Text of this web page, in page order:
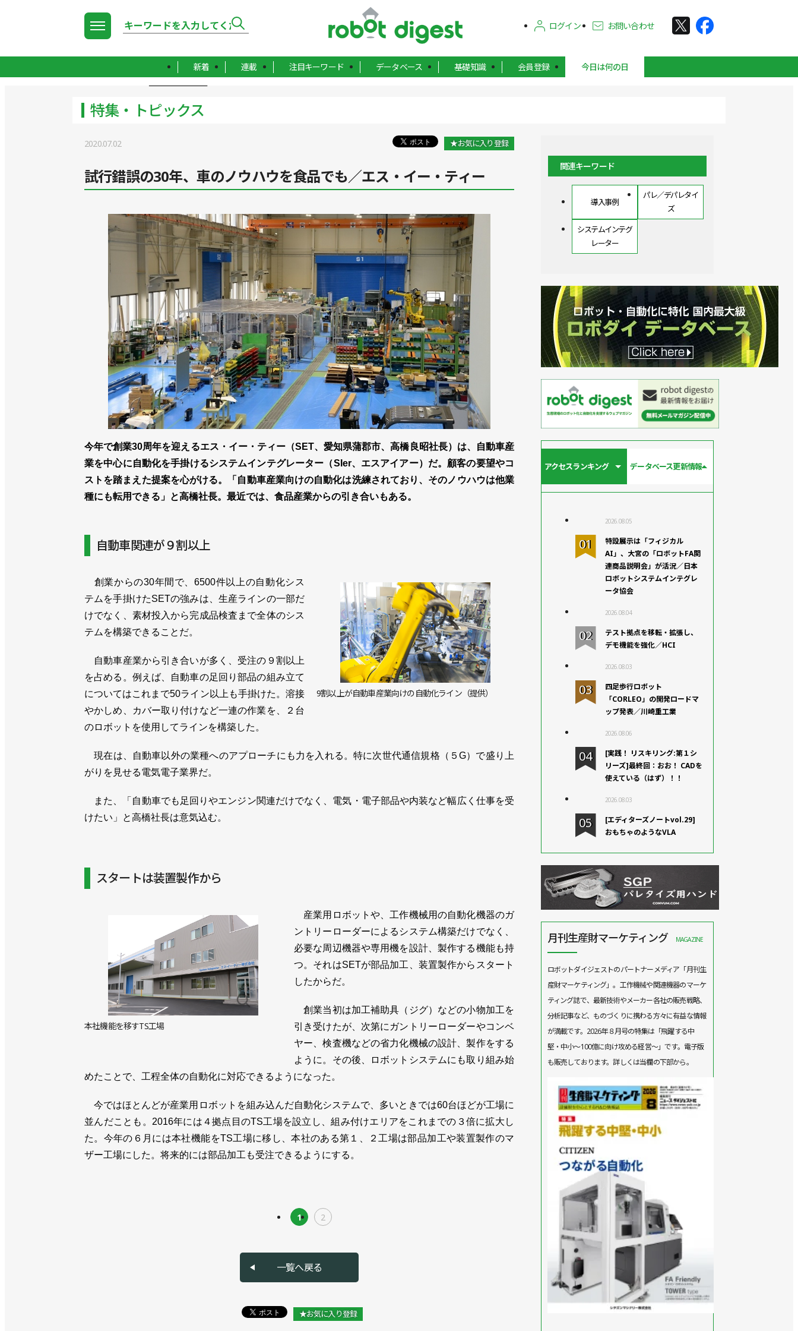
ログイン お問い合わせ
新着 連載 注目キーワード データベース 基礎知識 会員登録 今日は何の日
特集・トピックス
2020.07.02 ★お気に入り登録
試行錯誤の30年、車のノウハウを食品でも／エス・イー・ティー
今年で創業30周年を迎えるエス・イー・ティー（SET、愛知県蒲郡市、高橋良昭社長）は、自動車産
業を中心に自動化を手掛けるシステムインテグレーター（SIer、エスアイアー）だ。顧客の要望やコ
ストを踏まえた提案を心がける。「自動車産業向けの自動化は洗練されており、そのノウハウは他業
種にも転用できる」と高橋社長。最近では、食品産業からの引き合いもある。
自動車関連が９割以上
9割以上が自動車産業向けの自動化ライン（提供）
創業からの30年間で、6500件以上の自動化シス
テムを手掛けたSETの強みは、生産ラインの一部だ
けでなく、素材投入から完成品検査まで全体のシス
テムを構築できることだ。
自動車産業から引き合いが多く、受注の９割以上
を占める。例えば、自動車の足回り部品の組み立て
についてはこれまで50ライン以上も手掛けた。溶接
やかしめ、カバー取り付けなど一連の作業を、２台
のロボットを使用してラインを構築した。
現在は、自動車以外の業種へのアプローチにも力を入れる。特に次世代通信規格（５G）で盛り上
がりを見せる電気電子業界だ。
また、「自動車でも足回りやエンジン関連だけでなく、電気・電子部品や内装など幅広く仕事を受
けたい」と高橋社長は意気込む。
スタートは装置製作から
本社機能を移すTS工場
産業用ロボットや、工作機械用の自動化機器のガ
ントリーローダーによるシステム構築だけでなく、
必要な周辺機器や専用機を設計、製作する機能も持
つ。それはSETが部品加工、装置製作からスタート
したからだ。
創業当初は加工補助具（ジグ）などの小物加工を
引き受けたが、次第にガントリーローダーやコンベ
ヤー、検査機などの省力化機械の設計、製作をする
ように。その後、ロボットシステムにも取り組み始
めたことで、工程全体の自動化に対応できるようになった。
今ではほとんどが産業用ロボットを組み込んだ自動化システムで、多いときでは60台ほどが工場に
並んだことも。2016年には４拠点目のTS工場を設立し、組み付けエリアをこれまでの３倍に拡大し
た。今年の６月には本社機能をTS工場に移し、本社のある第１、２工場は部品加工や装置製作のマ
ザー工場にした。将来的には部品加工も受注できるようにする。
1 2
一覧へ戻る
★お気に入り登録
関連キーワード
導入事例
パレ／デパレタイ
ズ
システムインテグ
レーター
アクセスランキング データベース更新情報
2026.08.05
特設展示は「フィジカル
AI」、大宮の「ロボットFA関
連商品説明会」が活況／日本
ロボットシステムインテグレ
ータ協会
2026.08.04
テスト拠点を移転・拡張し、
デモ機能を強化／HCI
2026.08.03
四足歩行ロボット
「CORLEO」の開発ロードマ
ップ発表／川崎重工業
2026.08.06
[実践！ リスキリング:第１シ
リーズ]最終回：おお！ CADを
使えている（はず）！！
2026.08.03
[エディターズノートvol.29]
おもちゃのようなVLA
月刊生産財マーケティング MAGAZINE
ロボットダイジェストのパートナーメディア「月刊生
産財マーケティング」。工作機械や関連機器のマーケ
ティング誌で、最新技術やメーカー各社の販売戦略、
分析記事など、ものづくりに携わる方々に有益な情報
が満載です。2026年８月号の特集は「飛躍する中
堅・中小～100億に向け攻める経営～」です。電子版
も販売しております。詳しくは当欄の下部から。